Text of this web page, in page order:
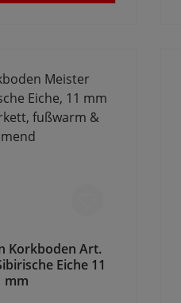
Korkboden Art.
Eiche 11
mm